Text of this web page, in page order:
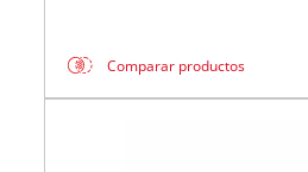
Comparar productos